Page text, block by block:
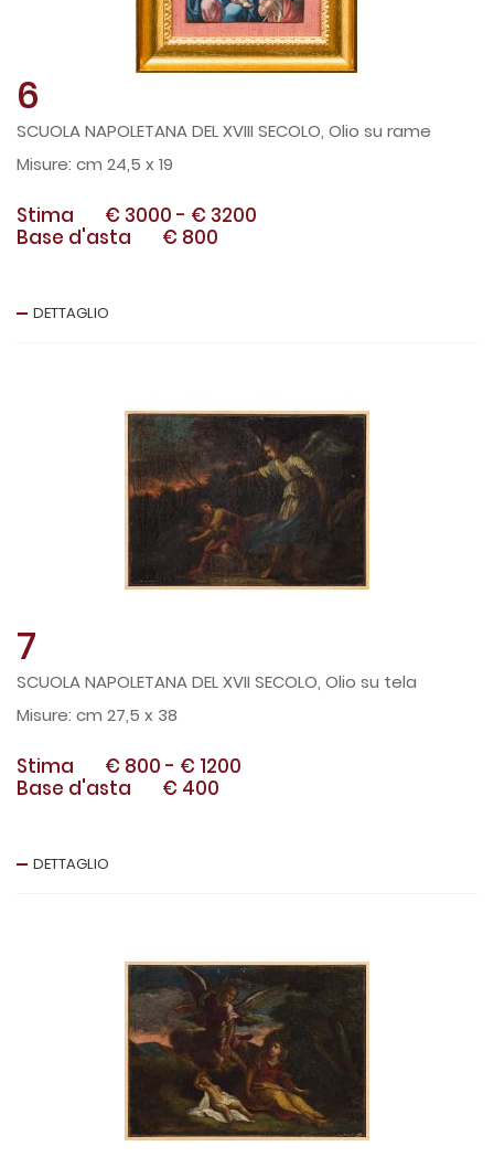
6
SCUOLA NAPOLETANA DEL XVIII SECOLO, Olio su rame
cm 24,5 x 19
Stima € 3000 - € 3200
Base d'asta
€ 800
DETTAGLIO
7
SCUOLA NAPOLETANA DEL XVII SECOLO, Olio su tela
cm 27,5 x 38
Stima € 800 - € 1200
Base d'asta
€ 400
DETTAGLIO